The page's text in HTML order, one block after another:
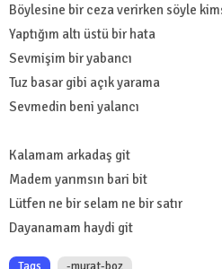
Böylesine bir ceza verirken söyle
Yaptığım altı üstü bir hata
Sevmişim bir yabancı
Tuz basar gibi açık yarama
Sevmedin beni yalancı
Kalamam arkadaş git
Madem yarımsın bari bit
Lütfen ne bir selam ne bir satır
Dayanamam haydi git